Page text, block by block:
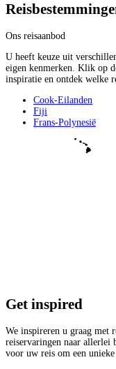
Ons reisaanbod
U heeft keuze uit
eigen kenmerken. Klik op
inspiratie en ontdek welke
Cook-Eilanden
Fiji
Frans-Polynesië
Get inspired
We inspireren u graag met
reiservaringen naar allerlei
voor uw reis om een unieke